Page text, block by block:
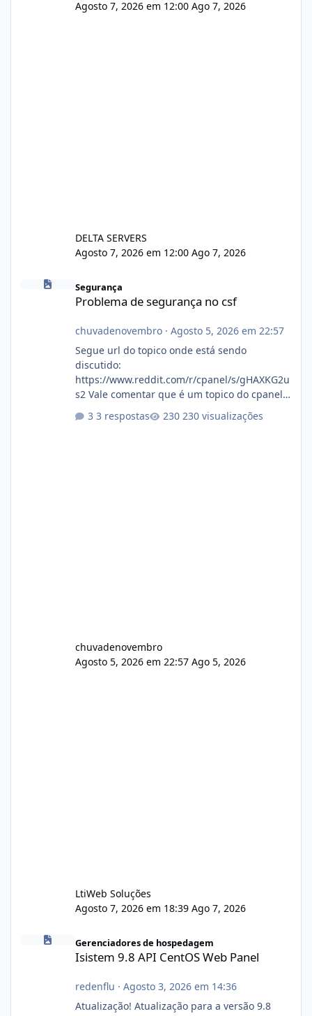
Agosto 7, 2026 em 12:00 Ago 7, 2026
DELTA SERVERS
Agosto 7, 2026 em 12:00 Ago 7, 2026
Segurança
Problema de segurança no csf
chuvadenovembro· Agosto 5, 2026 em 22:57
Segue url do topico onde está sendo
discutido:
https://www.reddit.com/r/cpanel/s/gHAXKG2u
s2 Vale comentar que é um topico do cpanel...
3 respostas 230 visualizações
chuvadenovembro
Agosto 5, 2026 em 22:57 Ago 5, 2026
LtiWeb Soluções
Agosto 7, 2026 em 18:39 Ago 7, 2026
Isistem 9.8 API CentOS Web Panel
Gerenciadores de hospedagem
Isistem 9.8 API CentOS Web Panel
redenflu · Agosto 3, 2026 em 14:36
Atualização! Atualização para a versão 9.8